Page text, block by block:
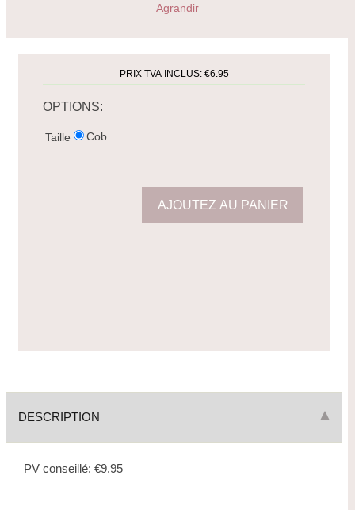
Agrandir
PRIX TVA INCLUS: €6.95
OPTIONS:
Taille Cob
DESCRIPTION
PV conseillé: €9.95